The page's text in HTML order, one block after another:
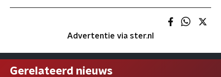
Advertentie via ster.nl
Gerelateerd nieuws